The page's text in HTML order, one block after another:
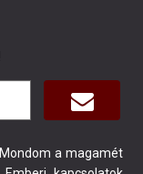
Mondom a magamét